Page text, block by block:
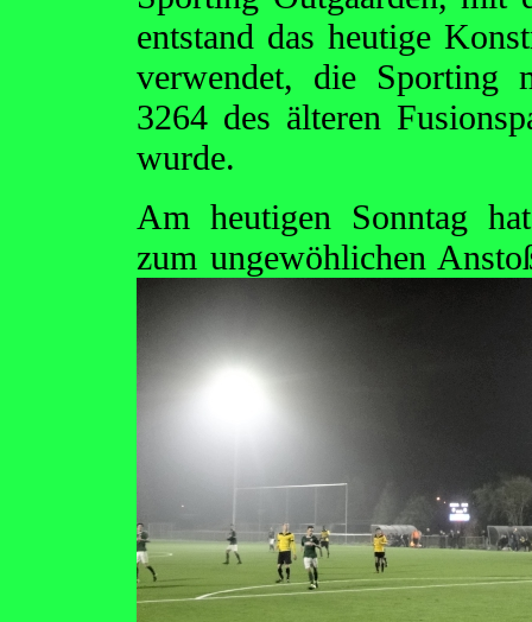
entstand das heutige
verwendet, die Sporting
3264 des älteren
wurde.
Am heutigen Sonntag
zum ungewöhlichen